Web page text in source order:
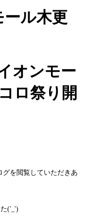
ール木更
オンモー
ロ祭り開
グを閲覧していただきあ
('_')